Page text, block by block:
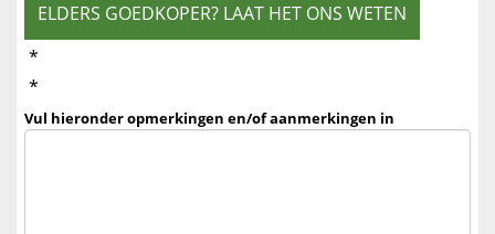
ELDERS GOEDKOPER? LAAT HET ONS WETEN
*
*
Vul hieronder opmerkingen en/of aanmerkingen in